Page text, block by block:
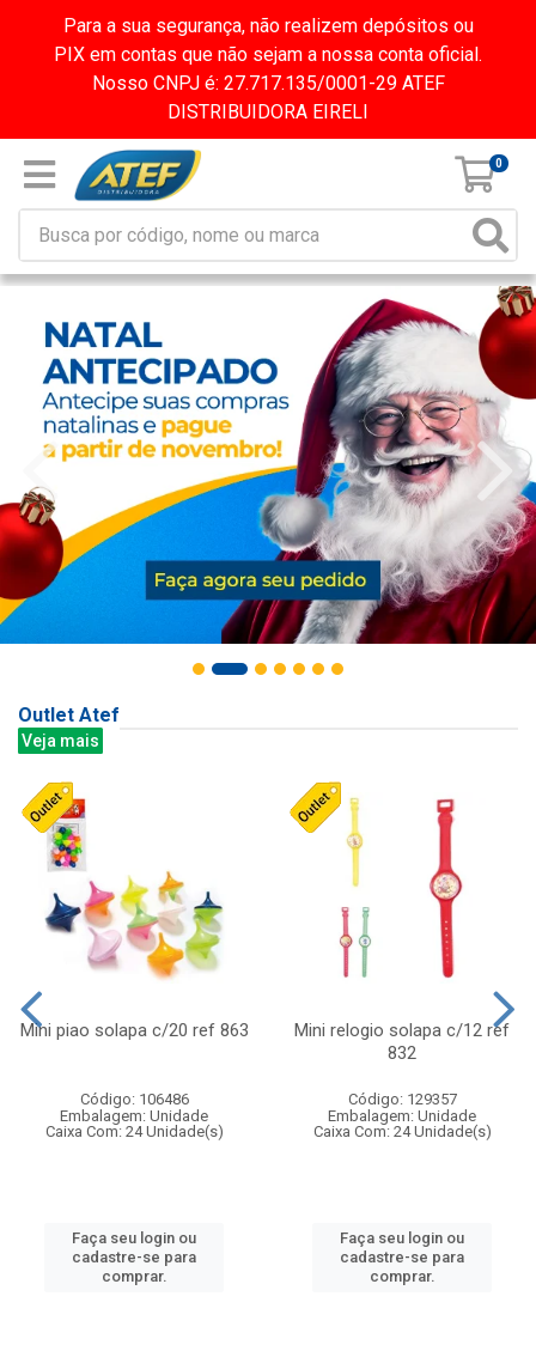
Para a sua segurança, não realizem depósitos ou
PIX em contas que não sejam a nossa conta oficial.
Nosso CNPJ é: 27.717.135/0001-29 ATEF
DISTRIBUIDORA EIRELI
0
Outlet Atef
Veja mais
Mini piao solapa c/20 ref 863
Código: 106486
Embalagem: Unidade
Caixa Com: 24 Unidade(s)
Faça seu login ou
cadastre-se para
comprar.
Mini relogio solapa c/12 ref
832
Código: 129357
Embalagem: Unidade
Caixa Com: 24 Unidade(s)
Faça seu login ou
cadastre-se para
comprar.